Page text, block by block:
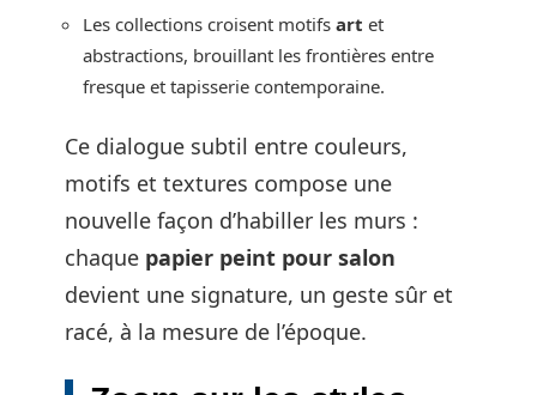
Les collections croisent motifs art et
abstractions, brouillant les frontières entre
fresque et tapisserie contemporaine.
Ce dialogue subtil entre couleurs,
motifs et textures compose une
nouvelle façon d’habiller les murs :
chaque papier peint pour salon
devient une signature, un geste sûr et
racé, à la mesure de l’époque.